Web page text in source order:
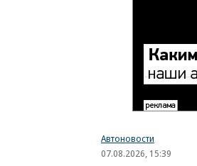
Автоновости
07.08.2026, 15:39